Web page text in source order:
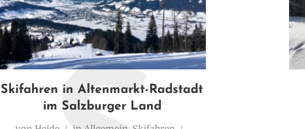
Skifahren in Altenmarkt-Radstadt
im Salzburger Land